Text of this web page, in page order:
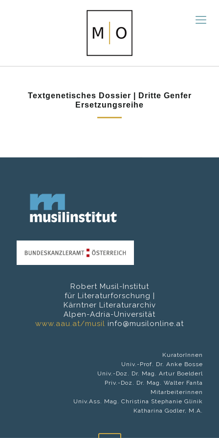
Textgenetisches Dossier | Dritte Genfer
Ersetzungsreihe
Robert Musil-Institut
für Literaturforschung |
Kärntner Literaturarchiv
Alpen-Adria-Universität
www.aau.at/musil info@musilonline.at
KuratorInnen
Univ.-Prof. Dr. Anke Bosse
Univ.-Doz. Dr. Mag. Artur Boelderl
Priv.-Doz. Dr. Mag. Walter Fanta
Mitarbeiterinnen
Univ.Ass. Mag. Christina Stephanie Glinik
Katharina Godler, M.A.